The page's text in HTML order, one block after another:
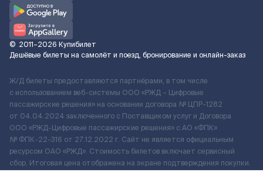
© 2011–2026 Купибилет
Дешёвые билеты на самолёт и поезд, бронирование и онлайн-заказ
Ж/Д билеты предоставляются партнёрами, в том числе
с использованием веб-системы ООО «РЖД – Цифровые
пассажирские решения» на основании договора № ЦПР-1282
от 04.04.2024 заключенного с Поставщиком услуг и Договора
ООО «РЖД-Цифровые пассажирские решения» c АО «ФПК»
№ ФПК-22-316 от 27.12.2022 г. Сайт не является официальным
ресурсом ОАО «РЖД». Стоимость билетов включает сервисный
сбор. Итоговая цена отображена на экране подтверждения покупки.